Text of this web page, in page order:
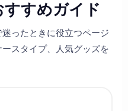
すすめガイド
ったときに役立つページ
スタイプ、人気グッズを